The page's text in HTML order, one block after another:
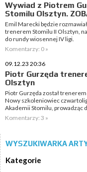
Wywiad z Piotrem
Stomilu Olsztyn.
Emil Marecki będzie
trenerem Stomilu II Olsztyn,
do rundy wiosennej IV ligi.
Komentarzy: 0 »
09.12.23 20:36
Piotr Gurzęda
Olsztyn
Piotr Gurzęda został
Nowy szkoleniowiec
Akademii Stomilu, prowadząc
Komentarzy: 3 »
WYSZUKIWARKA
Kategorie